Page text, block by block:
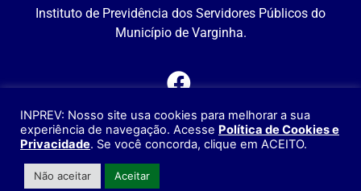
Instituto de Previdência dos Servidores Públicos do
Município de Varginha.
SITEMAP
INPREV - VARGINHA © Copyright 2021 | Todos os Direitos Reservados.
INPREV: Nosso site usa cookies para melhorar a sua
experiência de navegação. Acesse Política de Cookies e
Privacidade. Se você concorda, clique em ACEITO.
Não aceitar Aceitar